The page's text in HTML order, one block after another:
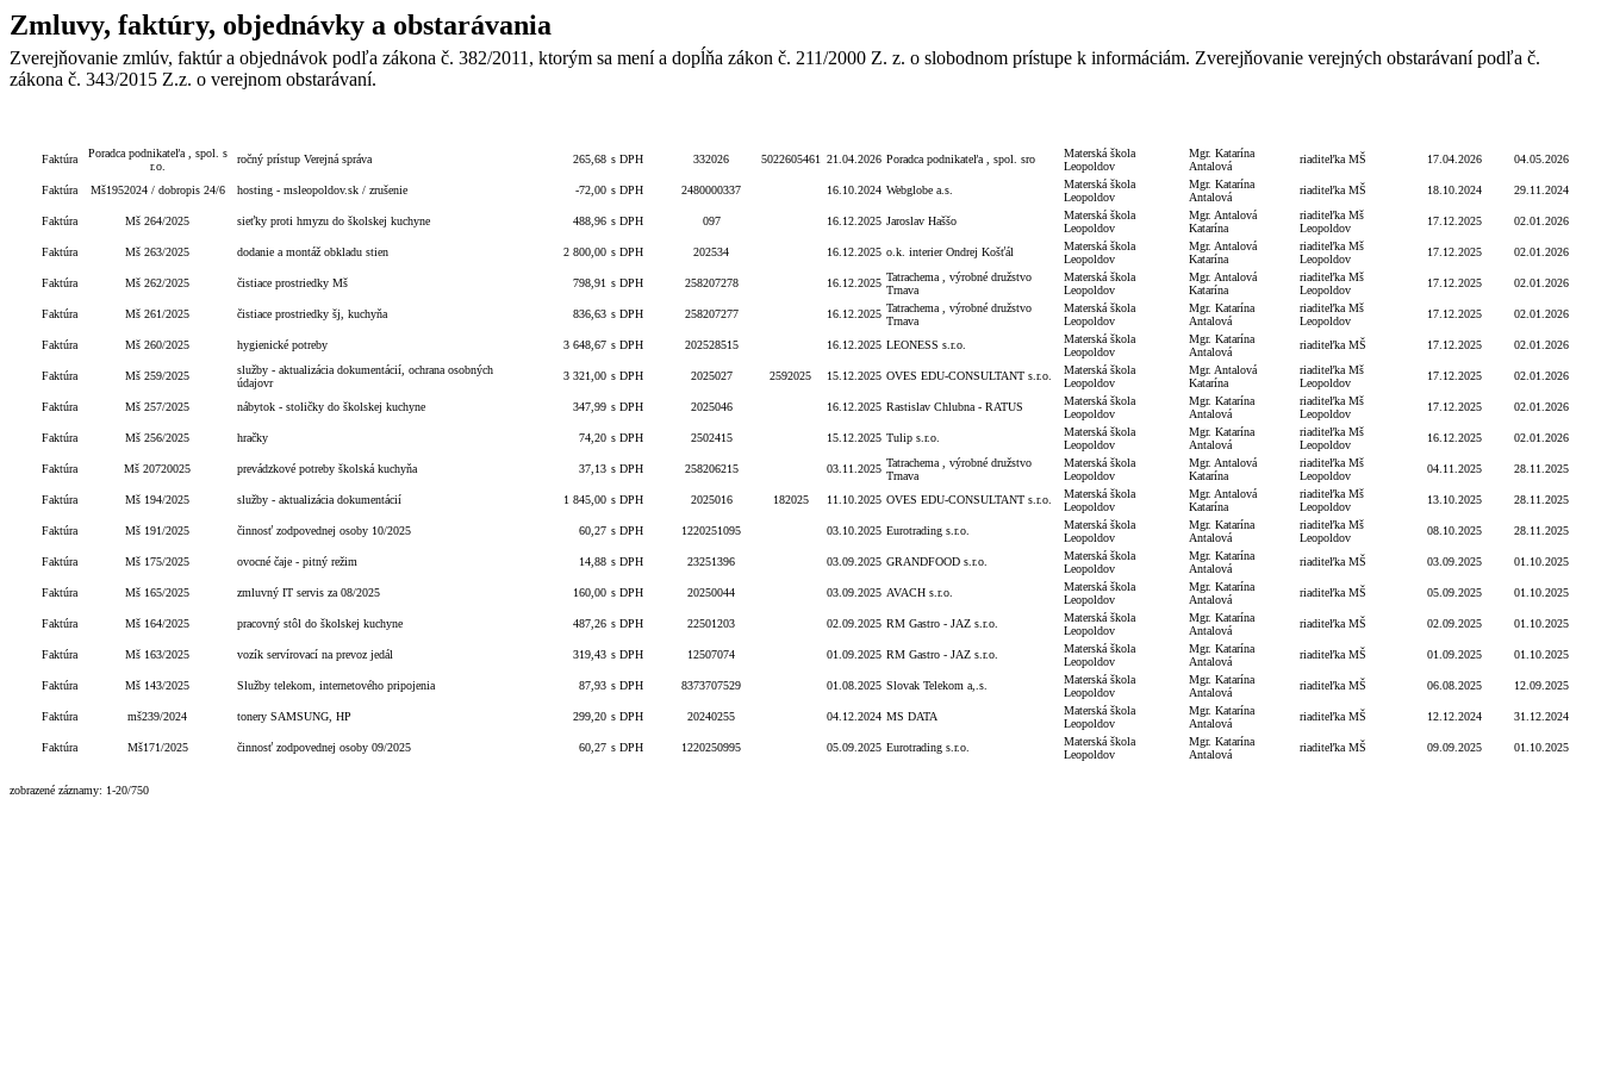
Zmluvy, faktúry, objednávky a obstarávania
Zverejňovanie zmlúv, faktúr a objednávok podľa zákona č. 382/2011, ktorým sa mení a dopĺňa zákon č. 211/2000 Z. z. o slobodnom prístupe k informáciám. Zverejňovanie verejných obstarávaní podľa č.
zákona č. 343/2015 Z.z. o verejnom obstarávaní.
Faktúra
Poradca podnikateľa , spol. s
r.o.
ročný prístup Verejná správa 265,68 s DPH 332026 5022605461 21.04.2026 Poradca podnikateľa , spol. sro
Materská škola
Leopoldov
Mgr. Katarína
Antalová
riaditeľka MŠ 17.04.2026 04.05.2026
Faktúra Mš1952024 / dobropis 24/6 hosting - msleopoldov.sk / zrušenie -72,00 s DPH 2480000337 16.10.2024 Webglobe a.s.
Materská škola
Leopoldov
Mgr. Katarína
Antalová
riaditeľka MŠ 18.10.2024 29.11.2024
Faktúra Mš 264/2025 sieťky proti hmyzu do školskej kuchyne 488,96 s DPH 097 16.12.2025 Jaroslav Haššo
Materská škola
Leopoldov
Mgr. Antalová
Katarína
riaditeľka Mš
Leopoldov
17.12.2025 02.01.2026
Faktúra Mš 263/2025 dodanie a montáž obkladu stien 2 800,00 s DPH 202534 16.12.2025 o.k. interier Ondrej Košťál
Materská škola
Leopoldov
Mgr. Antalová
Katarína
riaditeľka Mš
Leopoldov
17.12.2025 02.01.2026
Faktúra Mš 262/2025 čistiace prostriedky Mš 798,91 s DPH 258207278 16.12.2025 Tatrachema , výrobné družstvo
Trnava
Materská škola
Leopoldov
Mgr. Antalová
Katarína
riaditeľka Mš
Leopoldov
17.12.2025 02.01.2026
Faktúra Mš 261/2025 čistiace prostriedky šj, kuchyňa 836,63 s DPH 258207277 16.12.2025 Tatrachema , výrobné družstvo
Trnava
Materská škola
Leopoldov
Mgr. Katarína
Antalová
riaditeľka Mš
Leopoldov
17.12.2025 02.01.2026
Faktúra Mš 260/2025 hygienické potreby 3 648,67 s DPH 202528515 16.12.2025 LEONESS s.r.o.
Materská škola
Leopoldov
Mgr. Katarína
Antalová
riaditeľka MŠ 17.12.2025 02.01.2026
Faktúra Mš 259/2025
služby - aktualizácia dokumentácií, ochrana osobných
údajovr
3 321,00 s DPH 2025027 2592025 15.12.2025 OVES EDU-CONSULTANT s.r.o.
Materská škola
Leopoldov
Mgr. Antalová
Katarína
riaditeľka Mš
Leopoldov
17.12.2025 02.01.2026
Faktúra Mš 257/2025 nábytok - stoličky do školskej kuchyne 347,99 s DPH 2025046 16.12.2025 Rastislav Chlubna - RATUS
Materská škola
Leopoldov
Mgr. Katarína
Antalová
riaditeľka Mš
Leopoldov
17.12.2025 02.01.2026
Faktúra Mš 256/2025 hračky 74,20 s DPH 2502415 15.12.2025 Tulip s.r.o.
Materská škola
Leopoldov
Mgr. Katarína
Antalová
riaditeľka Mš
Leopoldov
16.12.2025 02.01.2026
Faktúra Mš 20720025 prevádzkové potreby školská kuchyňa 37,13 s DPH 258206215 03.11.2025 Tatrachema , výrobné družstvo
Trnava
Materská škola
Leopoldov
Mgr. Antalová
Katarína
riaditeľka Mš
Leopoldov
04.11.2025 28.11.2025
Faktúra Mš 194/2025 služby - aktualizácia dokumentácií 1 845,00 s DPH 2025016 182025 11.10.2025 OVES EDU-CONSULTANT s.r.o.
Materská škola
Leopoldov
Mgr. Antalová
Katarína
riaditeľka Mš
Leopoldov
13.10.2025 28.11.2025
Faktúra Mš 191/2025 činnosť zodpovednej osoby 10/2025 60,27 s DPH 1220251095 03.10.2025 Eurotrading s.r.o.
Materská škola
Leopoldov
Mgr. Katarína
Antalová
riaditeľka Mš
Leopoldov
08.10.2025 28.11.2025
Faktúra Mš 175/2025 ovocné čaje - pitný režim 14,88 s DPH 23251396 03.09.2025 GRANDFOOD s.r.o.
Materská škola
Leopoldov
Mgr. Katarína
Antalová
riaditeľka MŠ 03.09.2025 01.10.2025
Faktúra Mš 165/2025 zmluvný IT servis za 08/2025 160,00 s DPH 20250044 03.09.2025 AVACH s.r.o.
Materská škola
Leopoldov
Mgr. Katarína
Antalová
riaditeľka MŠ 05.09.2025 01.10.2025
Faktúra Mš 164/2025 pracovný stôl do školskej kuchyne 487,26 s DPH 22501203 02.09.2025 RM Gastro - JAZ s.r.o.
Materská škola
Leopoldov
Mgr. Katarína
Antalová
riaditeľka MŠ 02.09.2025 01.10.2025
Faktúra Mš 163/2025 vozík servírovací na prevoz jedál 319,43 s DPH 12507074 01.09.2025 RM Gastro - JAZ s.r.o.
Materská škola
Leopoldov
Mgr. Katarína
Antalová
riaditeľka MŠ 01.09.2025 01.10.2025
Faktúra Mš 143/2025 Služby telekom, internetového pripojenia 87,93 s DPH 8373707529 01.08.2025 Slovak Telekom a,.s.
Materská škola
Leopoldov
Mgr. Katarína
Antalová
riaditeľka MŠ 06.08.2025 12.09.2025
Faktúra mš239/2024 tonery SAMSUNG, HP 299,20 s DPH 20240255 04.12.2024 MS DATA
Materská škola
Leopoldov
Mgr. Katarína
Antalová
riaditeľka MŠ 12.12.2024 31.12.2024
Faktúra Mš171/2025 činnosť zodpovednej osoby 09/2025 60,27 s DPH 1220250995 05.09.2025 Eurotrading s.r.o.
Materská škola
Leopoldov
Mgr. Katarína
Antalová
riaditeľka MŠ 09.09.2025 01.10.2025
zobrazené záznamy: 1-20/750